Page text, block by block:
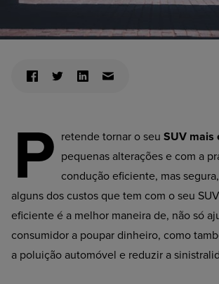
P retende tornar o seu SUV mais
pequenas alterações e com a
condução eficiente, mas
alguns dos custos que tem com o seu
eficiente é a melhor maneira de, não só
consumidor a poupar dinheiro, como
a poluição automóvel e reduzir a